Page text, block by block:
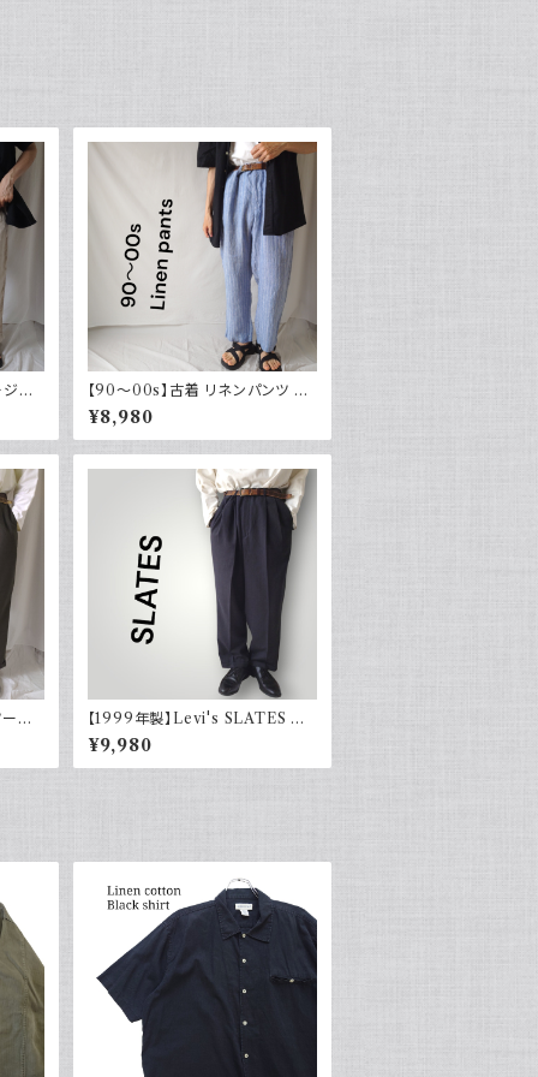
ー
【90～00s】古着 リネンパンツ ス
トライプ ライトブルー 夏 スラック
ス
¥8,980
タッ
【1999年製】Levi's SLATES ス
レイツ スラックス ツータック チャ
コールグレー リーバイス 古着
¥9,980